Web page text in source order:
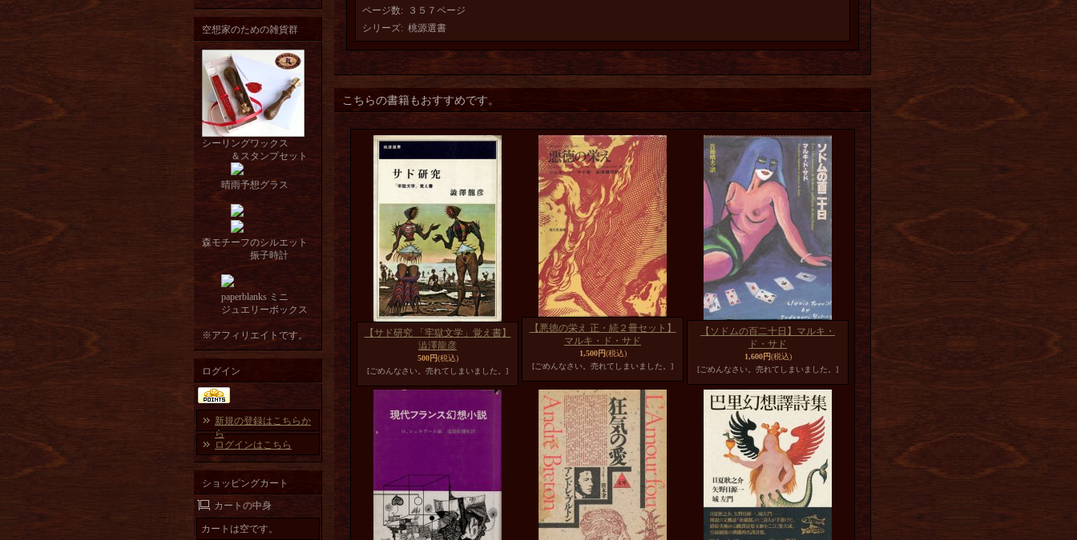
空想家のための雑貨群
シーリングワックス
＆スタンプセット
晴雨予想グラス
森モチーフのシルエット
振子時計
paperblanks ミニ
ジュエリーボックス
※アフィリエイトです。
ログイン
新規の登録はこちらか
ら
ログインはこちら
ショッピングカート
カートの中身
カートは空です。
ページ数:
３５７ページ
シリーズ: 桃源選書
こちらの書籍もおすすめです。
【サド研究 「牢獄文学」覚え書】
澁澤龍彦
500円(税込)
[ごめんなさい。売れてしまいました。]
【悪徳の栄え 正・続２冊セット】
マルキ・ド・サド
1,500円(税込)
[ごめんなさい。売れてしまいました。]
【ソドムの百二十日】マルキ・
ド・サド
1,600円(税込)
[ごめんなさい。売れてしまいました。]